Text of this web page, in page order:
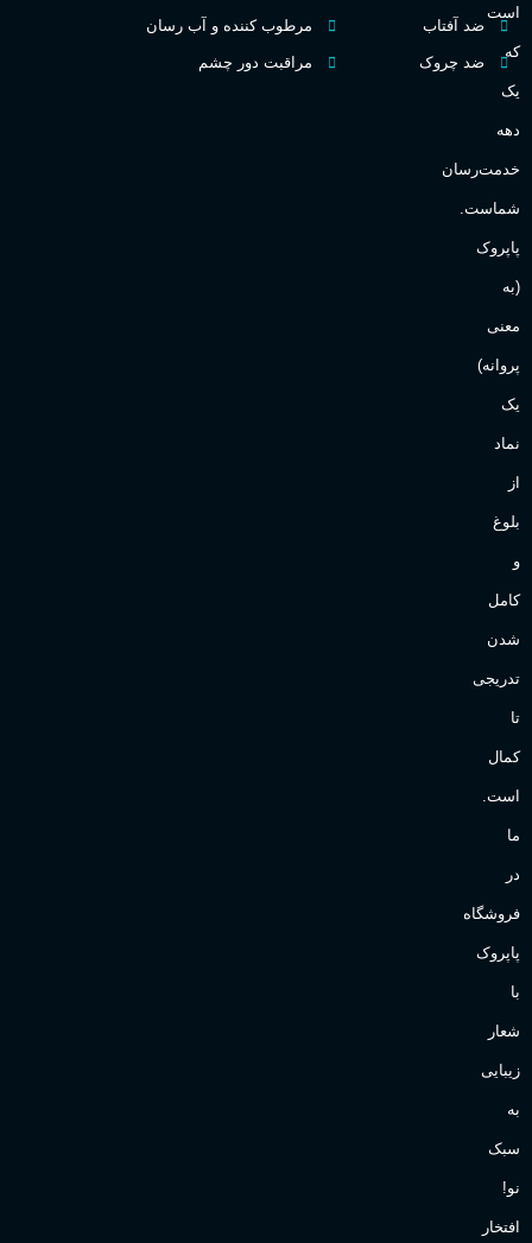
گروه بویایی میوه ای
مناسب برای
آقایان
است
که
یک
دهه
خدمت‌رسان
شماست.
پاپروک
(به
معنی
پروانه)
یک
نماد
از
بلوغ
و
کامل
شدن
تدریجی
تا
کمال
است.
ما
در
فروشگاه
پاپروک
با
شعار
زیبایی
به
سبک
نو!
افتخار
ضد آفتاب
ضد چروک
مرطوب کننده و آب رسان
مراقبت دور چشم